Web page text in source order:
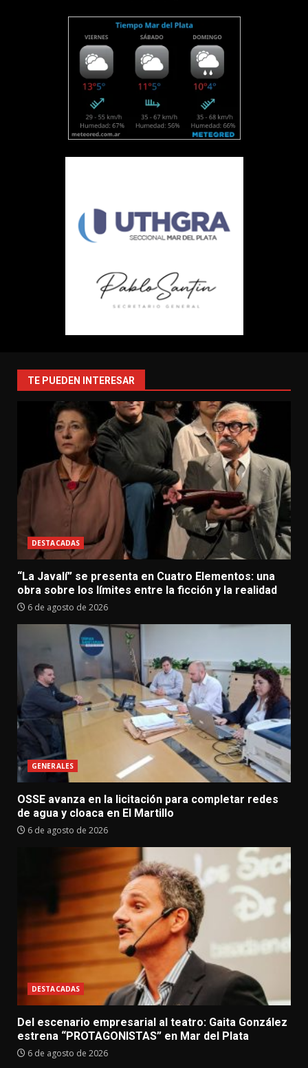
TE PUEDEN INTERESAR
DESTACADAS
“La Javalí” se presenta en Cuatro Elementos: una
obra sobre los límites entre la ficción y la realidad
6 de agosto de 2026
GENERALES
OSSE avanza en la licitación para completar redes
de agua y cloaca en El Martillo
6 de agosto de 2026
DESTACADAS
Del escenario empresarial al teatro: Gaita González
estrena “PROTAGONISTAS” en Mar del Plata
6 de agosto de 2026